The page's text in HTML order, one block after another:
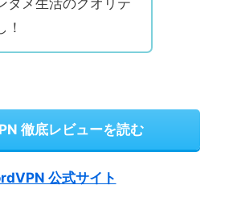
タメ生活のクオリテ
！
徹底レビューを読む
公式サイト